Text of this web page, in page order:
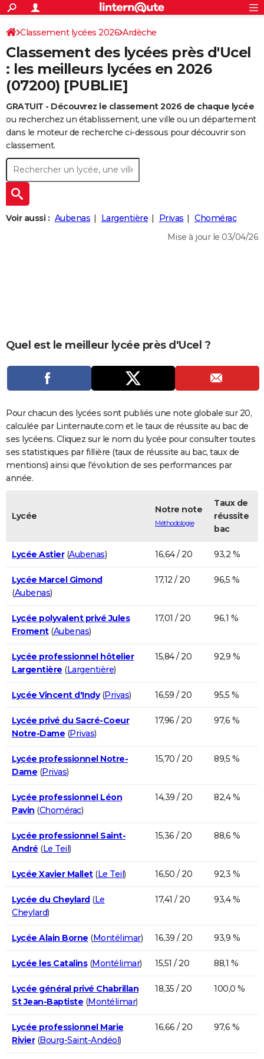
ACTUALITÉS
Politique
Société
Faits Divers
Education
Monde
Villes
+
SPORT
Coupe du monde 2026
Football
Tennis
Cyclisme
Rugby
Forum
CULTURE
Programme TV
TNT
Streaming
Cinéma
Sorties cinéma
Musique
+
FINANCE
Retraite
Impôts
Epargne
Immobilier
Risques naturels par ville
Banque
Assurance
Crédit
AUTO
Essais
Réserver un essai
Citadines
Berlines
SUV
Forum auto
+
HIGH-TECH
BRICOLAGE
Forum
Aménagement intérieur
Extérieur
Cuisine
Salle de bains
Jardinage
Rangement
+WEEK-END
Guides de France
Escapades
Patrimoine
Expositions
Musées
Week-end nature
+
LIFESTYLE
CARTE DE VOEUX
Carte de Noël
Carte Bonne année
Carte Saint-Valentin
Carte Pâques
Carte d'anniversaire
DICTIONNAIRE
COPAINS D'AVANT
S'inscrire
Se connecter
Lycées
Collèges
Primaires
Universités
Entreprises
Service militaire
Avis de recherche
AVIS DE DÉCÈS
FORUM
S'inscrire
Connexion
Classement lycées 2026 Ardèche
Classement des lycées près d'Ucel
: les meilleurs lycées en 2026
(07200) [PUBLIE]
GRATUIT - Découvrez le classement 2026 de chaque lycée
ou recherchez un établissement, une ville ou un département
dans le moteur de recherche ci-dessous pour découvrir son
classement.
Voir aussi : Aubenas Largentière Privas
Chomérac
Mise à jour le 03/04/26
Quel est le meilleur lycée près d'Ucel ?
Pour chacun des lycées sont publiés une note globale sur 20,
calculée par Linternaute.com et le taux de réussite au bac de
ses lycéens. Cliquez sur le nom du lycée pour consulter toutes
ses statistiques par fillière (taux de réussite au bac, taux de
mentions) ainsi que l'évolution de ses performances par
année.
Lycée
Notre note
Méthodologie
Taux de
réussite
bac
Lycée Astier(Aubenas) 16,64 / 20 93,2 %
Lycée Marcel Gimond
(Aubenas)
17,12 / 20 96,5 %
Lycée polyvalent privé Jules
Froment(Aubenas)
17,01 / 20 96,1 %
Lycée professionnel hôtelier
Largentière (Largentière)
15,84 / 20 92,9 %
Lycée Vincent d'Indy(Privas) 16,59 / 20 95,5 %
Lycée privé du Sacré-Coeur
Notre-Dame (Privas)
17,96 / 20 97,6 %
Lycée professionnel Notre-
Dame (Privas)
15,70 / 20 89,5 %
Lycée professionnel Léon
Pavin (Chomérac)
14,39 / 20 82,4 %
Lycée professionnel Saint-
André (Le Teil)
15,36 / 20 88,6 %
Lycée Xavier Mallet(Le Teil) 16,50 / 20 92,3 %
Lycée du Cheylard(Le
Cheylard)
17,41 / 20 93,4 %
Lycée Alain Borne (Montélimar) 16,39 / 20 93,9 %
Lycée les Catalins(Montélimar) 15,51 / 20 88,1 %
Lycée général privé Chabrillan
St Jean-Baptiste (Montélimar)
18,35 / 20 100,0 %
Lycée professionnel Marie
Rivier(Bourg-Saint-Andéol)
16,66 / 20 97,6 %